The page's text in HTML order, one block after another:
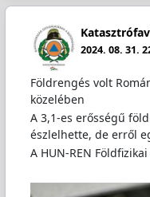
2024. 08. 31.
Földrengés volt
közelében
A 3,1-es erősségű
észlelhette, de erről
A HUN-REN